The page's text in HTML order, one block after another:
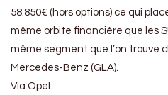
58.850€ (hors options) ce qui
même orbite financière que les
même segment que l’on trouve
Mercedes-Benz (GLA).
Via Opel.